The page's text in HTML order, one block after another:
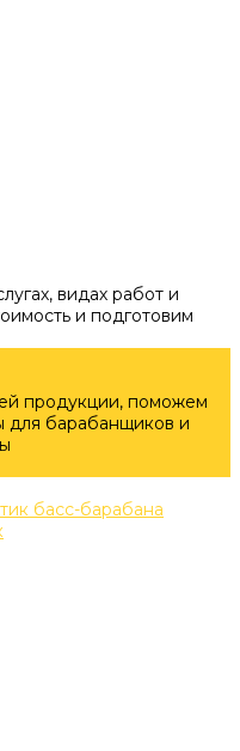
видах работ и
и подготовим
продукции, поможем
для барабанщиков и
басс-барабана